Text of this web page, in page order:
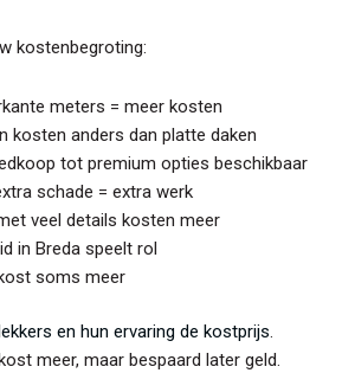
kostenbegroting:
meters = meer kosten
kosten anders dan platte daken
tot premium opties beschikbaar
schade = extra werk
veel details kosten meer
in Breda speelt rol
soms meer
en hun ervaring de kostprijs.
meer, maar bespaard later geld.